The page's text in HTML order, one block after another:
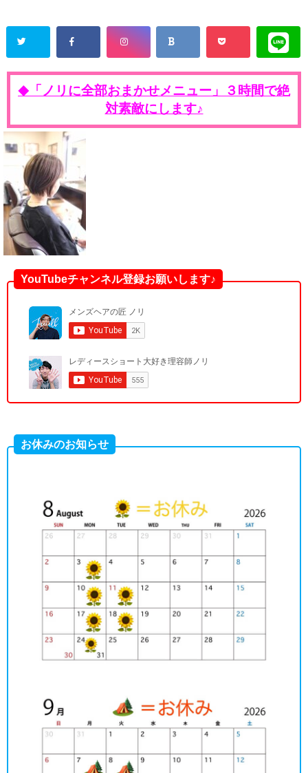
◆
「ノリに全部おまかせメニュー」３時間で絶
対素敵にします♪
YouTubeチャンネル登録お願いします♪
お休みのお知らせ